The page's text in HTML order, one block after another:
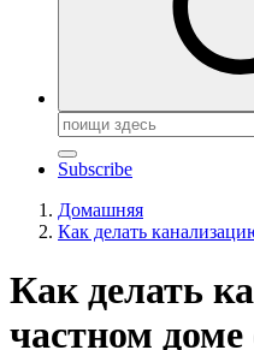
Поиск:
Subscribe
Домашняя
Как делать
Как делать
частном